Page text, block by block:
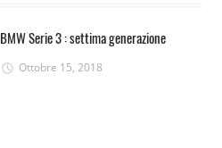
BMW Serie 3 : settima generazione
Ottobre 15, 2018